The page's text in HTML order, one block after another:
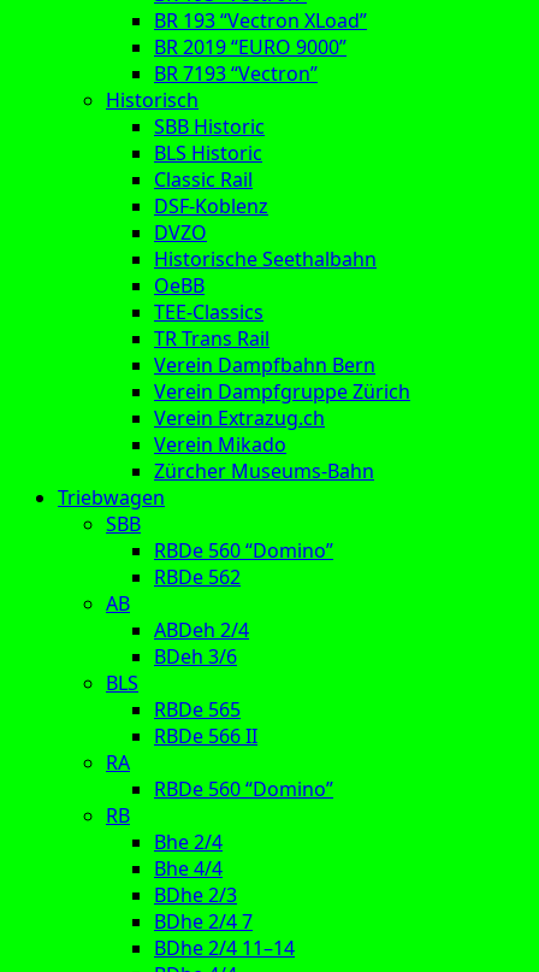
BR 193 “Vectron XLoad”
BR 2019 “EURO 9000”
BR 7193 “Vectron”
Historisch
SBB Historic
BLS Historic
Classic Rail
DSF-Koblenz
DVZO
Historische Seethalbahn
OeBB
TEE-Classics
TR Trans Rail
Verein Dampfbahn Bern
Verein Dampfgruppe Zürich
Verein Extrazug.ch
Verein Mikado
Zürcher Museums-Bahn
Triebwagen
SBB
RBDe 560 “Domino”
RBDe 562
AB
ABDeh 2/4
BDeh 3/6
BLS
RBDe 565
RBDe 566 II
RA
RBDe 560 “Domino”
RB
Bhe 2/4
Bhe 4/4
BDhe 2/3
BDhe 2/4 7
BDhe 2/4 11–14